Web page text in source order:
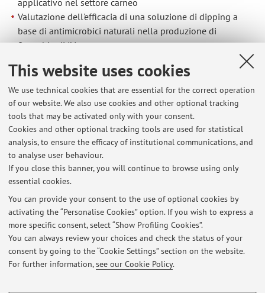
This website uses cookies
We use technical cookies that are essential for the correct operation
of our website. We also use cookies and other optional tracking
tools that may be activated only with your consent.
Cookies and other optional tracking tools are used for statistical
analysis, to ensure the efficacy of institutional communications, and
to analyse user behaviour.
If you close this banner, you will continue to browse using only
essential cookies.
You can provide your consent to the use of optional cookies by
activating the “Personalise Cookies” option. If you wish to express a
more specific consent, select “Show Profiling Cookies”.
You can always review your choices and check the status of your
consent by going to the “Cookie Settings” section on the website.
For further information,see our Cookie Policy.
applicativo nel settore carneo
Valutazione dell'efficacia di una soluzione di dipping a
base di antimicrobici naturali nella produzione di
finocchio di IV gamma
Latest news
Esiti appello di valorizzazione dei sottoprodotti dell’industria
alimentare - Modulo Lanciotti del 08/02/2024
Published on: February 10 2024
Esiti appello di valorizzazione dei sottoprodotti dell’industria
alimentare - Modulo Lanciotti del 11/01/2024
Published on: January 16 2024
Esiti Fuori-appello di valorizzazione dei sottoprodotti dell’industria
alimentare - Modulo Lanciotti del 27/10/2023
Published on: October 30 2023